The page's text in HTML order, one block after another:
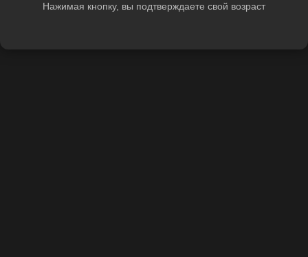
Нажимая кнопку, вы подтверждаете свой возраст